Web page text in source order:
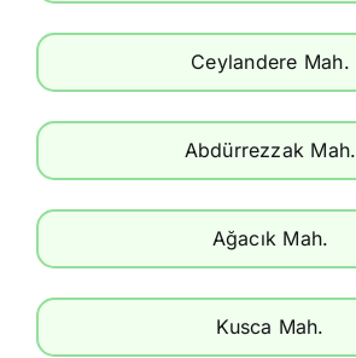
Ceylandere Mah.
Abdürrezzak Mah.
Ağacık Mah.
Kusca Mah.